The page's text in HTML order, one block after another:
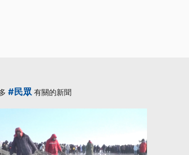
#民眾 有關的新聞